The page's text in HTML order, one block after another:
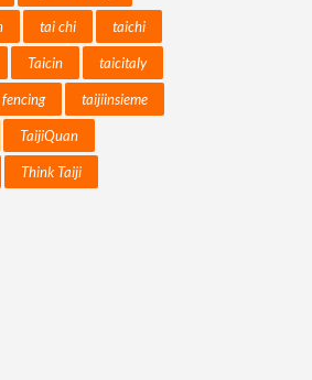
tai chi taichi
Taicin taicitaly
taijiinsieme
TaijiQuan
Think Taiji